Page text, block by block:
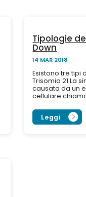
Tipologie
Down
14 MAR 2018
Esistono tre tipi
Trisomia 21 La
causata da un
cellulare
invece che le...
Leggi